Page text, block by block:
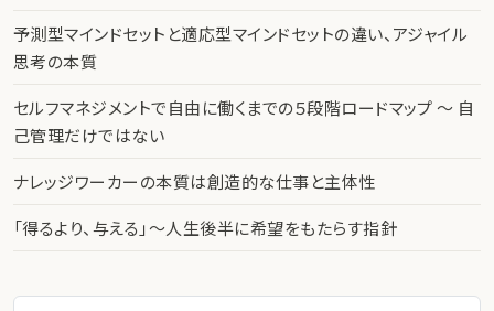
予測型マインドセットと適応型マインドセットの違い、アジャイル
思考の本質
セルフマネジメントで自由に働くまでの５段階ロードマップ 〜 自
己管理だけではない
ナレッジワーカーの本質は創造的な仕事と主体性
「得るより、与える」〜人生後半に希望をもたらす指針